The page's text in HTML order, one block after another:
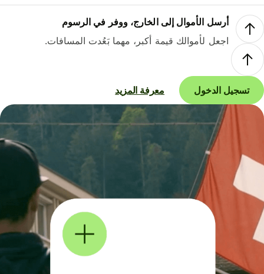
أرسل الأموال إلى الخارج، ووفر في الرسوم
اجعل لأموالك قيمة أكبر، مهما بَعُدت المسافات.
تسجيل الدخول معرفة المزيد